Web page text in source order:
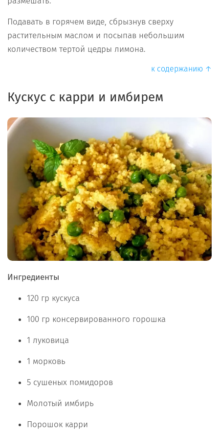
Подавать в горячем виде, сбрызнув сверху
растительным маслом и посыпав небольшим
количеством тертой цедры лимона.
к содержанию ↑
Кускус с карри и имбирем
Ингредиенты
120 гр кускуса
100 гр консервированного горошка
1 луковица
1 морковь
5 сушеных помидоров
Молотый имбирь
Порошок карри